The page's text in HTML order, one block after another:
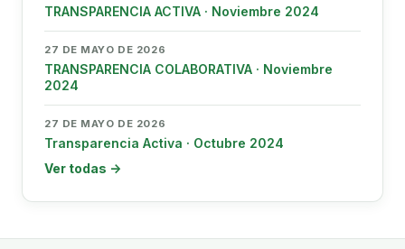
TRANSPARENCIA ACTIVA · Noviembre 2024
27 DE MAYO DE 2026
TRANSPARENCIA COLABORATIVA · Noviembre
2024
27 DE MAYO DE 2026
Transparencia Activa · Octubre 2024
Ver todas →